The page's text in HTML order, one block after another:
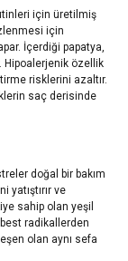
için üretilmiş
için
İçerdiği papatya,
Hipoalerjenik özellik
risklerini azaltır.
saç derisinde
doğal bir bakım
ve
sahip olan yeşil
radikallerden
olan aynı sefa